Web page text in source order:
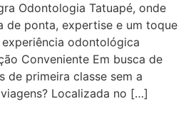
Odontologia Tatuapé, onde
de ponta, expertise e um toque
odontológica
Conveniente Em busca de
de primeira classe sem a
Localizada no […]